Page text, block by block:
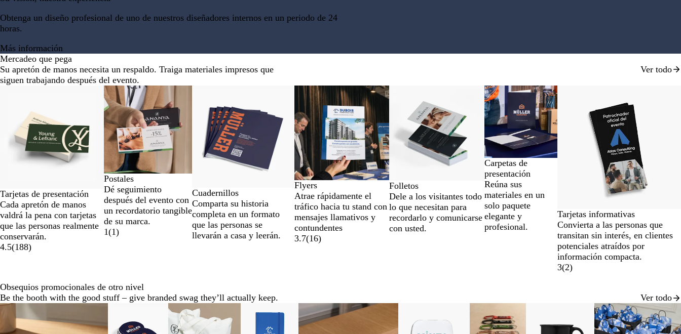
o
Obtenga un diseño profesional de uno de nuestros diseñadores internos en un periodo de 24
horas.
Más información
Mercadeo que pega
Su apretón de manos necesita un respaldo. Traiga materiales impresos que
siguen trabajando después del evento.
Ver todo
Tarjetas de presentación
Cada apretón de manos
valdrá la pena con tarjetas
que las personas realmente
conservarán.
4.5(188)
Postales
Dé seguimiento
después del evento con
un recordatorio tangible
de su marca.
1(1)
Cuadernillos
Comparta su historia
completa en un formato
que las personas se
llevarán a casa y leerán.
Flyers
Atrae rápidamente el
tráfico hacia tu stand con
mensajes llamativos y
contundentes
3.7(16)
Nuevo bajo precio
Folletos
Dele a los visitantes todo
lo que necesitan para
recordarlo y comunicarse
con usted.
Nuevo bajo precio
Carpetas de
presentación
Reúna sus
materiales en un
solo paquete
elegante y
profesional.
Tarjetas informativas
Convierta a las personas que
transitan sin interés, en clientes
potenciales atraídos por
información compacta.
3(2)
Obsequios promocionales de otro nivel
Be the booth with the good stuff – give branded swag they’ll actually keep.
Ver todo
Nuevo
Nuevo Nuevo bajo precio
Diapositivas